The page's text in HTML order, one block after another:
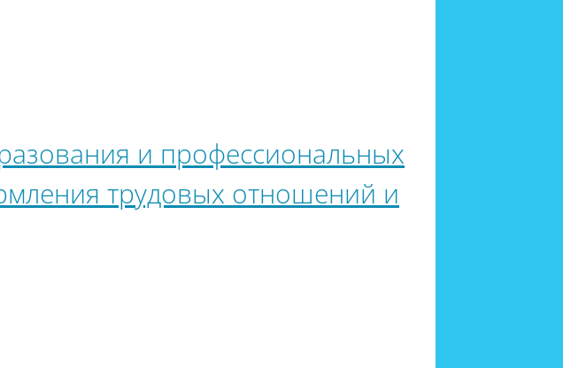
и профессиональных
трудовых отношений и